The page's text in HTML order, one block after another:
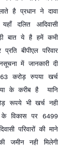
है प्रधान ने दावा
दलित आदिवासी
बात ये है हमें कभी
बीपीएल परिवार
में जानकारी दी
करोड़ रुपया खर्च
के करीब है यानि
रूपये भी खर्च नही
विकास पर 6499
परिवारों की माने
जमीन नही मिलेगी